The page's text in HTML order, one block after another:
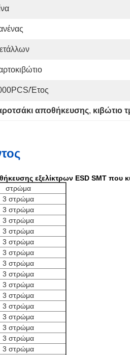
έτος
αποθήκευσης, κιβώτιο
εξελίκτρων ESD SMT
στρώμα
3 στρώμα
3 στρώμα
3 στρώμα
3 στρώμα
3 στρώμα
3 στρώμα
3 στρώμα
3 στρώμα
3 στρώμα
3 στρώμα
3 στρώμα
3 στρώμα
3 στρώμα
3 στρώμα
3 στρώμα